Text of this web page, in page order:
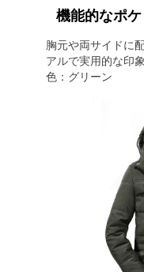
機能的なポ
胸元や両サイドに
アルで実用的な印
色：グリーン